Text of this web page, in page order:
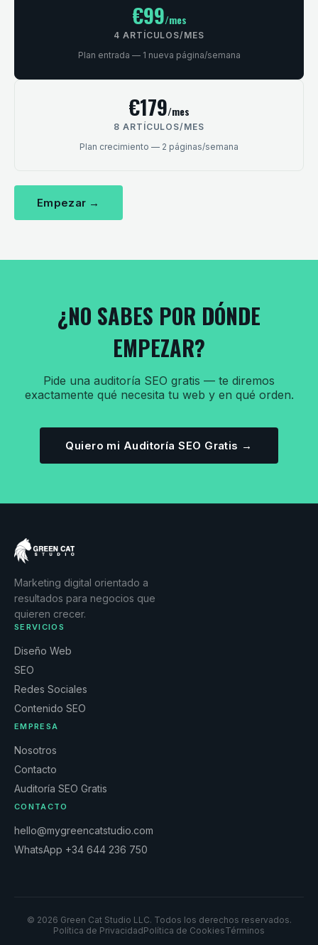
€99/mes
4 ARTÍCULOS/MES
Plan entrada — 1 nueva página/semana
€179/mes
8 ARTÍCULOS/MES
Plan crecimiento — 2 páginas/semana
Empezar →
¿NO SABES POR DÓNDE
EMPEZAR?
Pide una auditoría SEO gratis — te diremos
exactamente qué necesita tu web y en qué orden.
Quiero mi Auditoría SEO Gratis →
Marketing digital orientado a
resultados para negocios que
quieren crecer.
SERVICIOS
Diseño Web
SEO
Redes Sociales
Contenido SEO
EMPRESA
Nosotros
Contacto
Auditoría SEO Gratis
CONTACTO
hello@mygreencatstudio.com
WhatsApp +34 644 236 750
© 2026 Green Cat Studio LLC. Todos los derechos reservados.
Política de PrivacidadPolítica de CookiesTérminos